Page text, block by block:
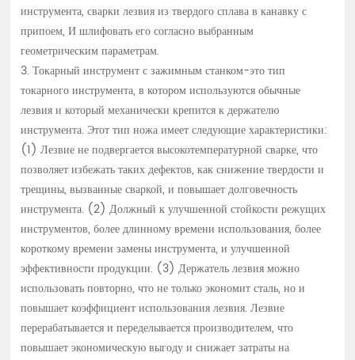
инструмента, сварки лезвия из твердого сплава в канавку с
припоем, И шлифовать его согласно выбранным
геометрическим параметрам.
3. Токарный инструмент с зажимным станком-это тип
токарного инструмента, в котором используются обычные
лезвия и который механически крепится к держателю
инструмента. Этот тип ножа имеет следующие характеристики:
(1) Лезвие не подвергается высокотемпературной сварке, что
позволяет избежать таких дефектов, как снижение твердости и
трещины, вызванные сваркой, и повышает долговечность
инструмента. (2) Должный к улучшенной стойкости режущих
инструментов, более длинному времени использования, более
короткому времени замены инструмента, и улучшенной
эффективности продукции. (3) Держатель лезвия можно
использовать повторно, что не только экономит сталь, но и
повышает коэффициент использования лезвия. Лезвие
перерабатывается и переделывается производителем, что
повышает экономическую выгоду и снижает затраты на